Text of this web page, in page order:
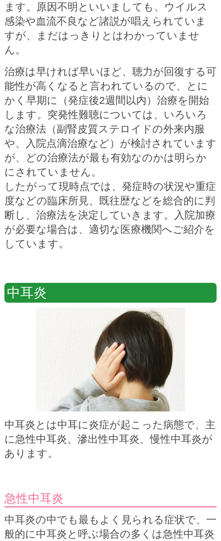
ます。原因不明といいましても、ウイルス
感染や血流不良など諸説が唱えられていま
すが、まだはっきりとはわかっていませ
ん。
治療は早ければ早いほど、聴力が回復する可
能性が高くなると言われているので、とに
かく早期に（発症後2週間以内）治療を開始
します。突発性難聴については、いろいろ
な治療法（副腎皮質ステロイドの外来内服
や、入院点滴治療など）が検討されています
が、どの治療法が最も有効なのかは明らか
にされていません。
したがって現時点では、発症時の状況や重症
度などの臨床所見、既往歴などを総合的に判
断し、治療法を決定していきます。入院加療
が必要な場合は、適切な医療機関へご紹介を
しています。
中耳炎
中耳炎とは中耳に炎症が起こった病態で、主
に急性中耳炎、滲出性中耳炎、慢性中耳炎が
あります。
急性中耳炎
中耳炎の中でも最もよく見られる症状で、一
般的に中耳炎と呼ぶ場合の多くは急性中耳炎